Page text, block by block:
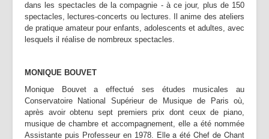
dans les spectacles de la compagnie - à ce jour, plus de 150
spectacles, lectures-concerts ou lectures. Il anime des ateliers
de pratique amateur pour enfants, adolescents et adultes, avec
lesquels il réalise de nombreux spectacles.
MONIQUE BOUVET
Monique Bouvet a effectué ses études musicales au
Conservatoire National Supérieur de Musique de Paris où,
après avoir obtenu sept premiers prix dont ceux de piano,
musique de chambre et accompagnement, elle a été nommée
Assistante puis Professeur en 1978. Elle a été Chef de Chant